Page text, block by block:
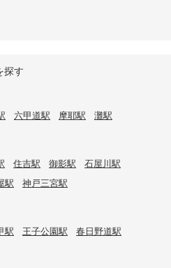
探す
六甲道駅 摩耶駅 灘駅
住吉駅 御影駅
石屋川駅
駅 神戸三宮駅
駅 王子公園駅 春日野道駅